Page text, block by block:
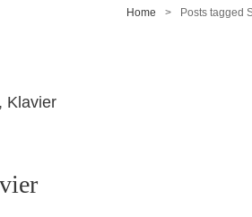
Home > Posts tagged